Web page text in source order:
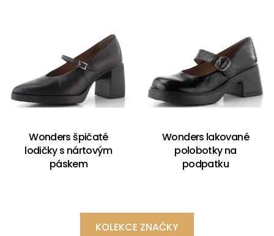
Wonders špičaté
lodičky s nártovým
páskem
Wonders lakované
polobotky na
podpatku
KOLEKCE ZNAČKY